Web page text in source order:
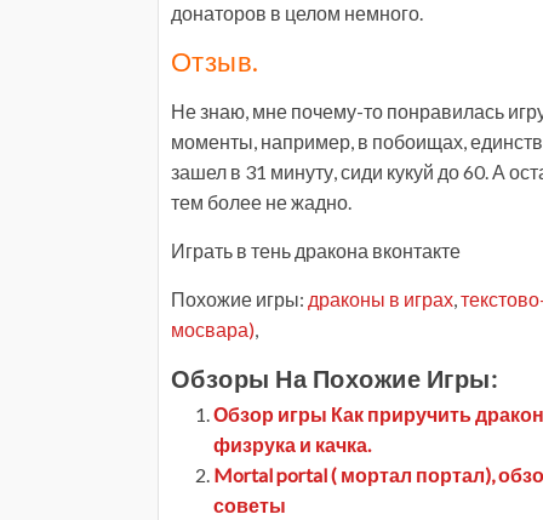
донаторов в целом немного.
Отзыв.
Не знаю, мне почему-то понравилась
моменты, например, в побоищах,
зашел в 31 минуту, сиди кукуй до 60. А
тем более не жадно.
Играть в тень дракона вконтакте
Похожие игры: драконы в играх,
мосвара),
Обзоры На Похожие Игры:
Обзор игры Как приручить
физрука и качка.
Mortal portal ( мортал портал),
советы